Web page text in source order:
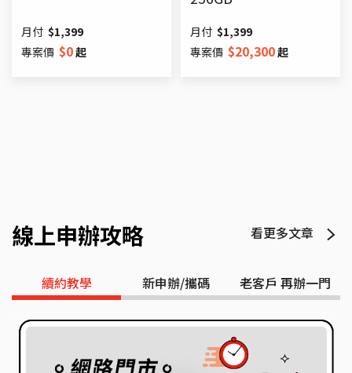
月付 $1,399
專案價 $0起
月付 $1,399
專案價 $20,300起
線上申辦攻略 看更多文章
續約教學 新申辦/攜碼 老客戶 再辦一門